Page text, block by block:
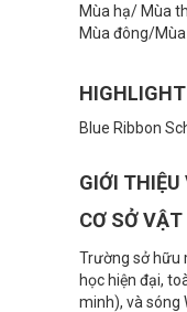
Mùa hạ/ Mùa
Mùa đông/
HIGHLIGHT
Blue Ribbon
GIỚI THIỆU
CƠ SỞ
Trường sở hữu
học hiện đại,
minh), và sóng